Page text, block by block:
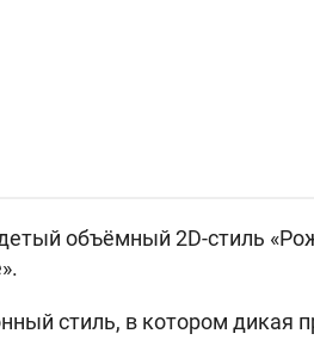
объёмный 2D-стиль
стиль, в котором дикая